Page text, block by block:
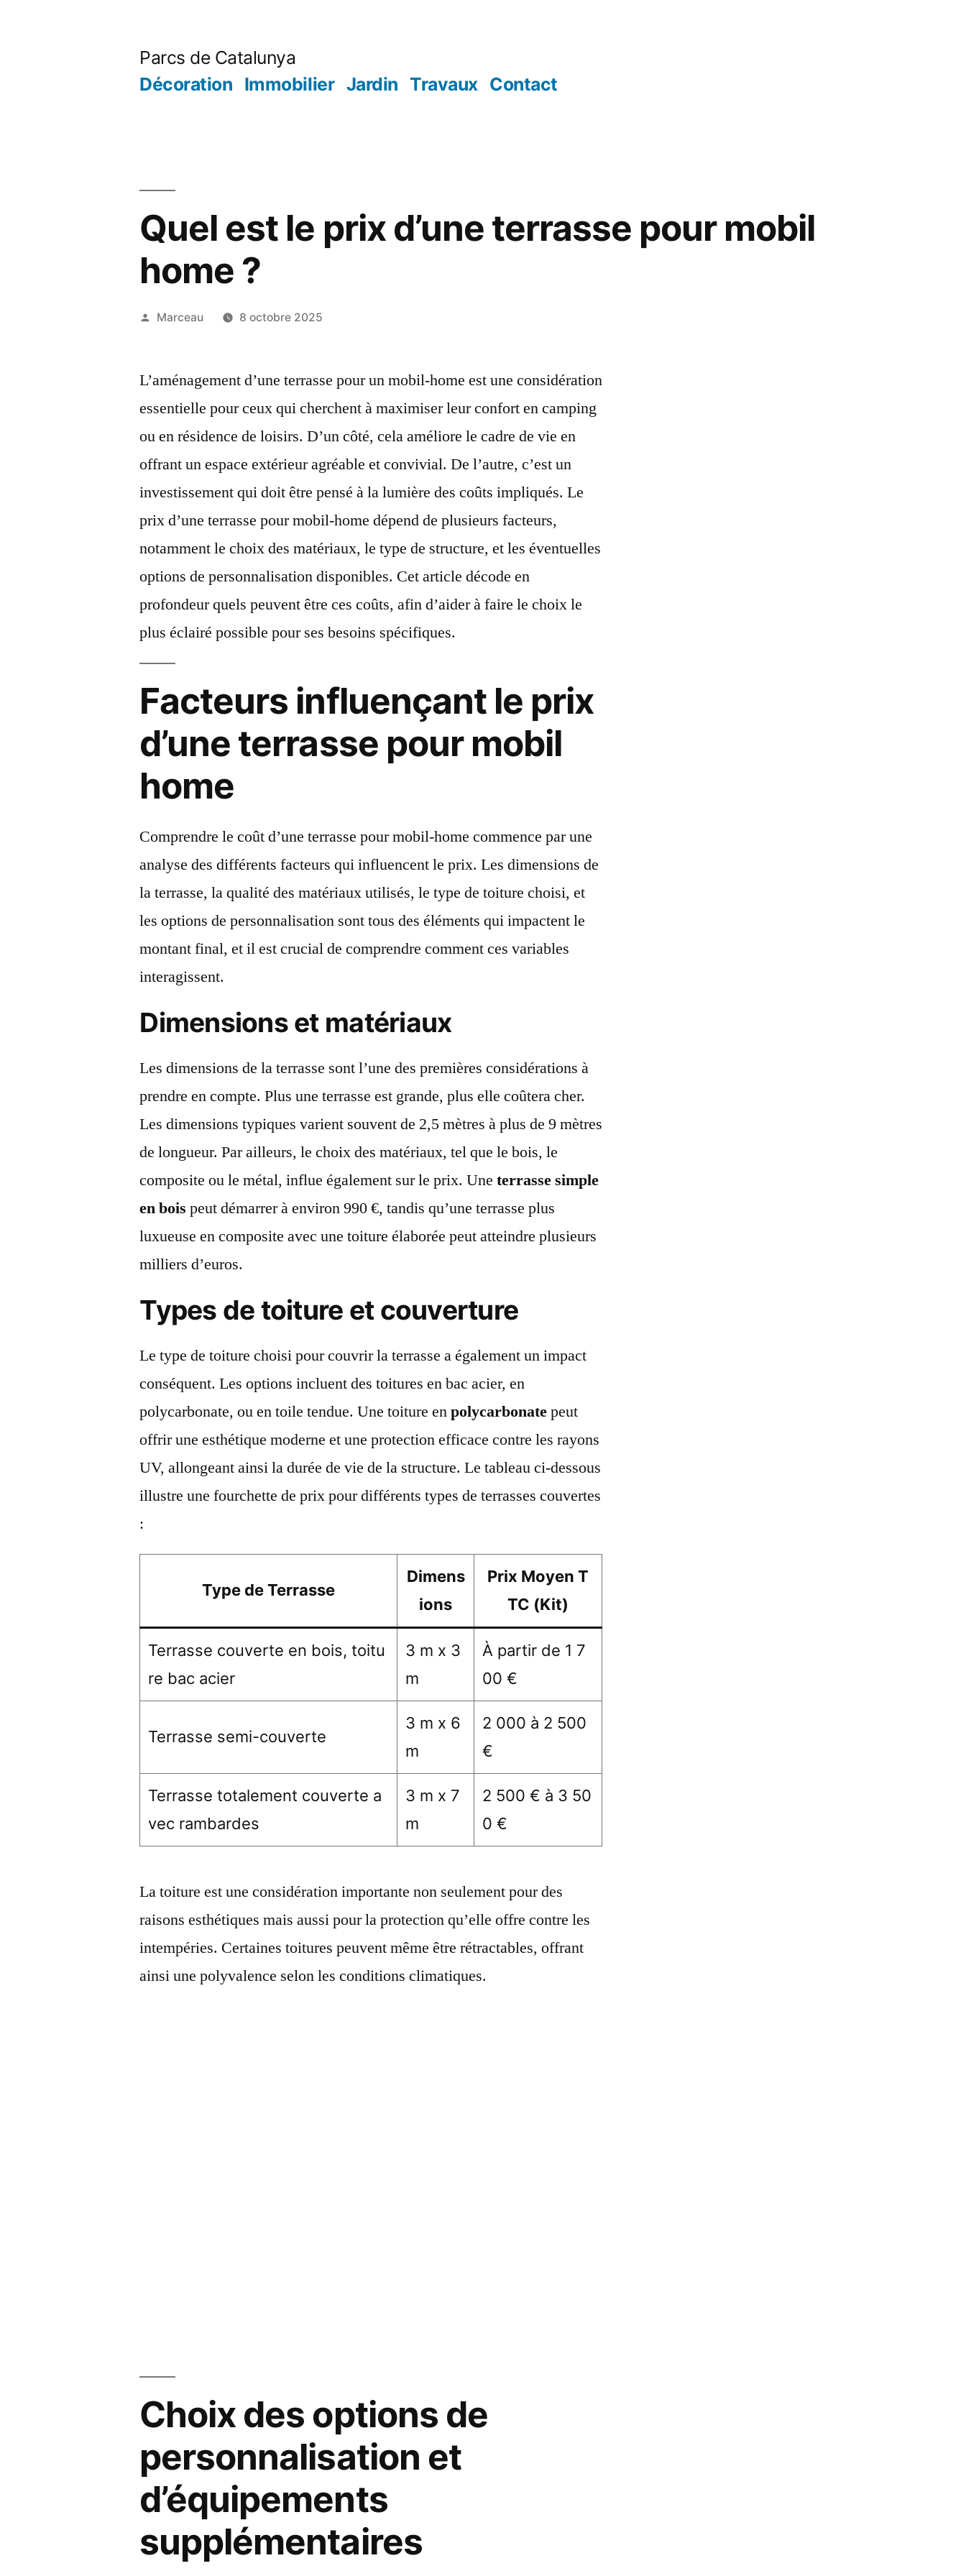
Parcs de Catalunya
Décoration Immobilier Jardin Travaux Contact
Quel est le prix d’une terrasse pour mobil
home ?
Publié
Marceau 8 octobre 2025
L’aménagement d’une terrasse pour un mobil-home est une considération
essentielle pour ceux qui cherchent à maximiser leur confort en camping
ou en résidence de loisirs. D’un côté, cela améliore le cadre de vie en
offrant un espace extérieur agréable et convivial. De l’autre, c’est un
investissement qui doit être pensé à la lumière des coûts impliqués. Le
prix d’une terrasse pour mobil-home dépend de plusieurs facteurs,
notamment le choix des matériaux, le type de structure, et les éventuelles
options de personnalisation disponibles. Cet article décode en
profondeur quels peuvent être ces coûts, afin d’aider à faire le choix le
plus éclairé possible pour ses besoins spécifiques.
Facteurs influençant le prix
d’une terrasse pour mobil
home
Comprendre le coût d’une terrasse pour mobil-home commence par une
analyse des différents facteurs qui influencent le prix. Les dimensions de
la terrasse, la qualité des matériaux utilisés, le type de toiture choisi, et
les options de personnalisation sont tous des éléments qui impactent le
montant final, et il est crucial de comprendre comment ces variables
interagissent.
Dimensions et matériaux
Les dimensions de la terrasse sont l’une des premières considérations à
prendre en compte. Plus une terrasse est grande, plus elle coûtera cher.
Les dimensions typiques varient souvent de 2,5 mètres à plus de 9 mètres
de longueur. Par ailleurs, le choix des matériaux, tel que le bois, le
composite ou le métal, influe également sur le prix. Uneterrasse simple
en bois peut démarrer à environ 990 €, tandis qu’une terrasse plus
luxueuse en composite avec une toiture élaborée peut atteindre plusieurs
milliers d’euros.
Types de toiture et couverture
Le type de toiture choisi pour couvrir la terrasse a également un impact
conséquent. Les options incluent des toitures en bac acier, en
polycarbonate, ou en toile tendue. Une toiture enpolycarbonatepeut
offrir une esthétique moderne et une protection efficace contre les rayons
UV, allongeant ainsi la durée de vie de la structure. Le tableau ci-dessous
illustre une fourchette de prix pour différents types de terrasses couvertes
:
Type de Terrasse
Dimens
ions
Prix Moyen T
TC (Kit)
Terrasse couverte en bois, toitu
re bac acier
3 m x 3
m
À partir de 1 7
00 €
Terrasse semi-couverte
3 m x 6
m
2 000 à 2 500
€
Terrasse totalement couverte a
vec rambardes
3 m x 7
m
2 500 € à 3 50
0 €
La toiture est une considération importante non seulement pour des
raisons esthétiques mais aussi pour la protection qu’elle offre contre les
intempéries. Certaines toitures peuvent même être rétractables, offrant
ainsi une polyvalence selon les conditions climatiques.
Choix des options de
personnalisation et
d’équipements
supplémentaires